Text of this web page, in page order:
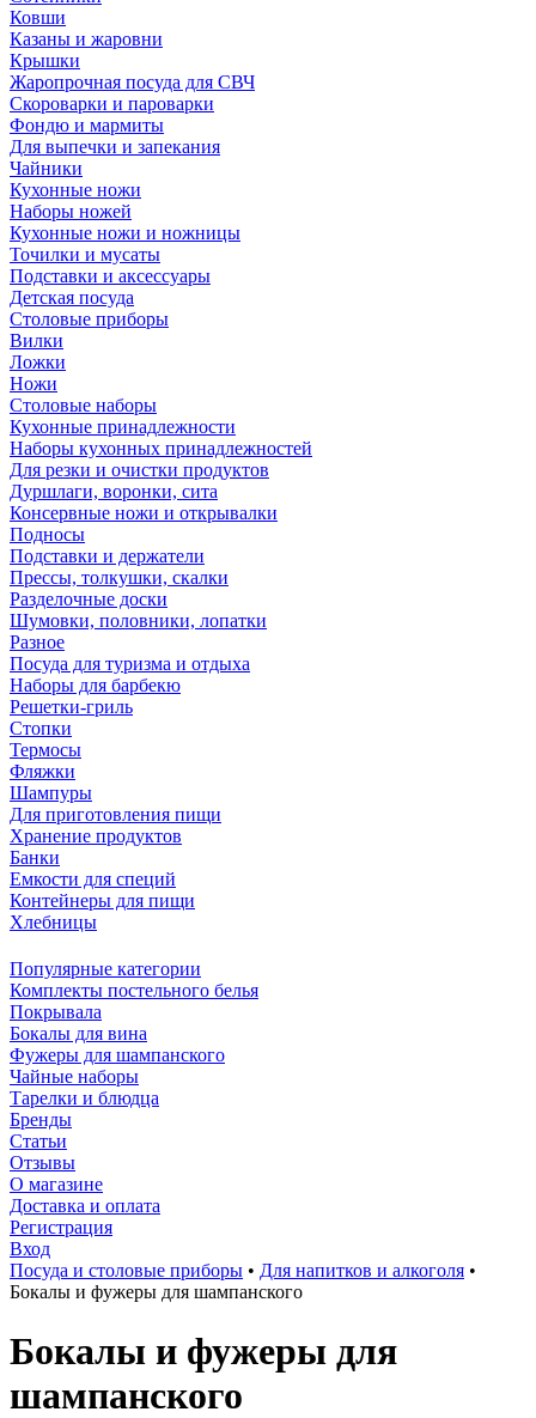
Ковши
Казаны и жаровни
Крышки
Жаропрочная посуда для СВЧ
Скороварки и пароварки
Фондю и мармиты
Для выпечки и запекания
Чайники
Кухонные ножи
Наборы ножей
Кухонные ножи и ножницы
Точилки и мусаты
Подставки и аксессуары
Детская посуда
Столовые приборы
Вилки
Ложки
Ножи
Столовые наборы
Кухонные принадлежности
Наборы кухонных принадлежностей
Для резки и очистки продуктов
Дуршлаги, воронки, сита
Консервные ножи и открывалки
Подносы
Подставки и держатели
Прессы, толкушки, скалки
Разделочные доски
Шумовки, половники, лопатки
Разное
Посуда для туризма и отдыха
Наборы для барбекю
Решетки-гриль
Стопки
Термосы
Фляжки
Шампуры
Для приготовления пищи
Хранение продуктов
Банки
Емкости для специй
Контейнеры для пищи
Хлебницы
Популярные категории
Комплекты постельного белья
Покрывала
Бокалы для вина
Фужеры для шампанского
Чайные наборы
Тарелки и блюдца
Бренды
Статьи
Отзывы
О магазине
Доставка и оплата
Регистрация
Вход
Посуда и столовые приборы • Для напитков и алкоголя •
Бокалы и фужеры для шампанского
Бокалы и фужеры для
шампанского